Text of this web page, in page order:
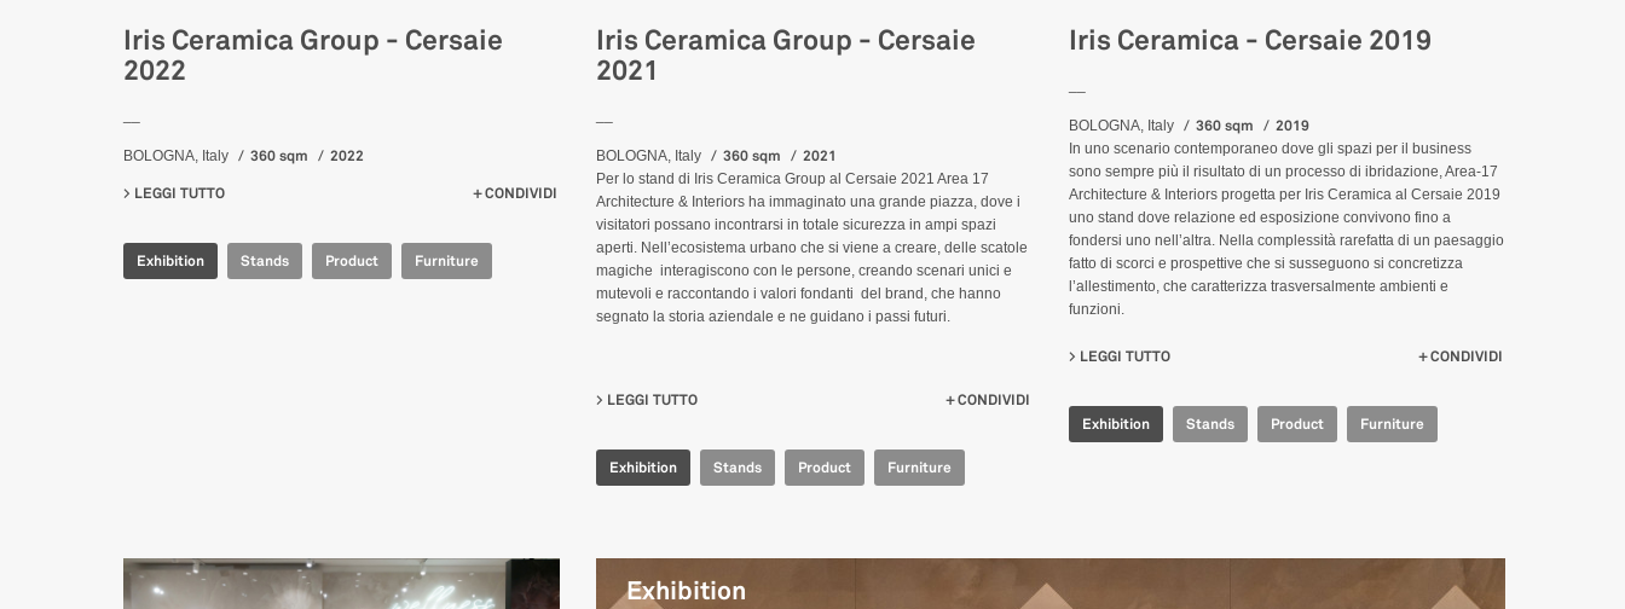
Iris Ceramica Group - Cersaie
2022
BOLOGNA, Italy 360 sqm
2022
LEGGI TUTTO SU IRIS CERAMICA GROUP - CERSAIE 2022CONDIVIDI
Exhibition Stands Product Furniture
Iris Ceramica Group - Cersaie
2021
BOLOGNA, Italy 360 sqm 2021
Per lo stand di Iris Ceramica Group al Cersaie 2021 Area 17
Architecture & Interiors ha immaginato una grande piazza, dove i
visitatori possano incontrarsi in totale sicurezza in ampi spazi
aperti. Nell’ecosistema urbano che si viene a creare, delle scatole
magiche interagiscono con le persone, creando scenari unici e
mutevoli e raccontando i valori fondanti del brand, che hanno
segnato la storia aziendale e ne guidano i passi futuri.
LEGGI TUTTO SU IRIS CERAMICA GROUP - CERSAIE 2021CONDIVIDI
Exhibition Stands Product Furniture
Iris Ceramica - Cersaie 2019
BOLOGNA, Italy 360 sqm 2019
In uno scenario contemporaneo dove gli spazi per il business
sono sempre più il risultato di un processo di ibridazione, Area-17
Architecture & Interiors progetta per Iris Ceramica al Cersaie 2019
uno stand dove relazione ed esposizione convivono fino a
fondersi uno nell’altra. Nella complessità rarefatta di un paesaggio
fatto di scorci e prospettive che si susseguono si concretizza
l’allestimento, che caratterizza trasversalmente ambienti e
funzioni.
LEGGI TUTTO CONDIVIDI
Exhibition Stands Product Furniture
Exhibition